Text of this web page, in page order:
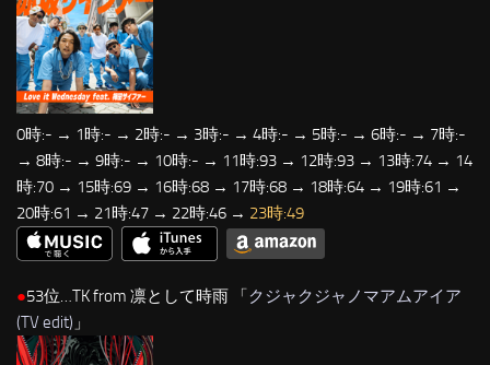
0時:- → 1時:- → 2時:- → 3時:- → 4時:- → 5時:- → 6時:- → 7時:-
→ 8時:- → 9時:- → 10時:- → 11時:93 → 12時:93 → 13時:74 → 14
時:70 → 15時:69 → 16時:68 → 17時:68 → 18時:64 → 19時:61 →
20時:61 → 21時:47 → 22時:46 → 23時:49
●53位…TK from 凛として時雨 「クジャクジャノマアムアイア
(TV edit) 」